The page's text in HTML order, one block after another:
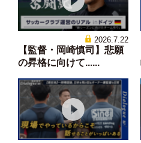
2026.7.22
【監督・岡崎慎司】悲願
の昇格に向けて......